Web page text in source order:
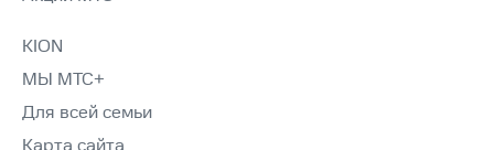
KION
МЫ МТС+
Для всей семьи